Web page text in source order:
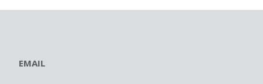
EMAIL